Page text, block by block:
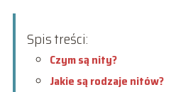
Spis treści:
Czym są nity?
Jakie są rodzaje nitów?